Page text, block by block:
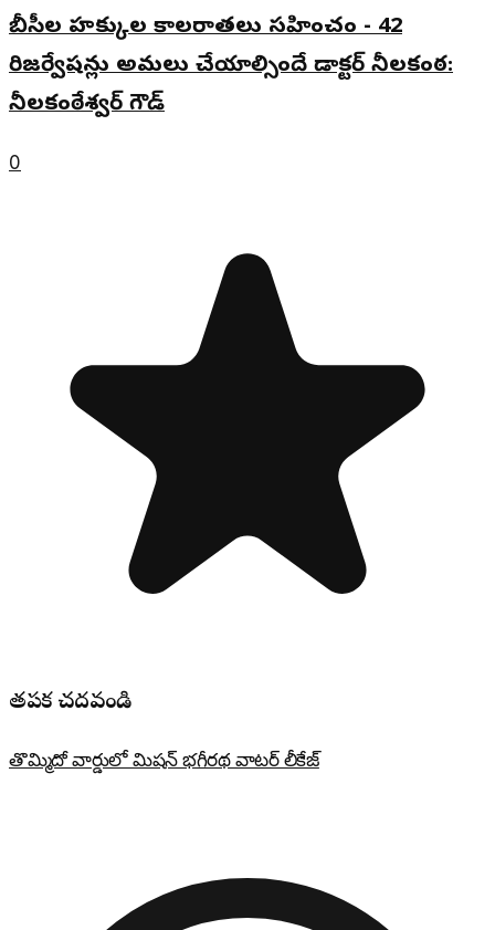
బీసీల హక్కుల కాలరాతలు సహించం - 42
రిజర్వేషన్లు అమలు చేయాల్సిందే డాక్టర్ నీలకంఠ:
నీలకంఠేశ్వర్ గౌడ్
0
తప్పక చదవండి
తొమ్మిదో వార్డులో మిషన్ భగీరథ వాటర్ లీకేజ్